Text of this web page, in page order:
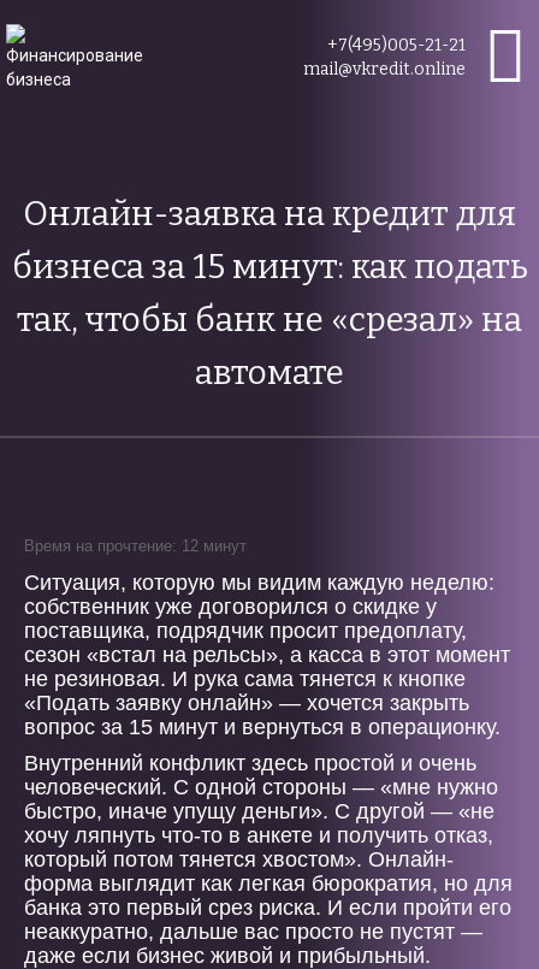
+7(495)005-21-21
mail@vkredit.online
Онлайн-заявка на кредит для
бизнеса за 15 минут: как подать
так, чтобы банк не «срезал» на
автомате
Время на прочтение: 12 минут
Ситуация, которую мы видим каждую неделю:
собственник уже договорился о скидке у
поставщика, подрядчик просит предоплату,
сезон «встал на рельсы», а касса в этот момент
не резиновая. И рука сама тянется к кнопке
«Подать заявку онлайн» — хочется закрыть
вопрос за 15 минут и вернуться в операционку.
Внутренний конфликт здесь простой и очень
человеческий. С одной стороны — «мне нужно
быстро, иначе упущу деньги». С другой — «не
хочу ляпнуть что-то в анкете и получить отказ,
который потом тянется хвостом». Онлайн-
форма выглядит как легкая бюрократия, но для
банка это первый срез риска. И если пройти его
неаккуратно, дальше вас просто не пустят —
даже если бизнес живой и прибыльный.